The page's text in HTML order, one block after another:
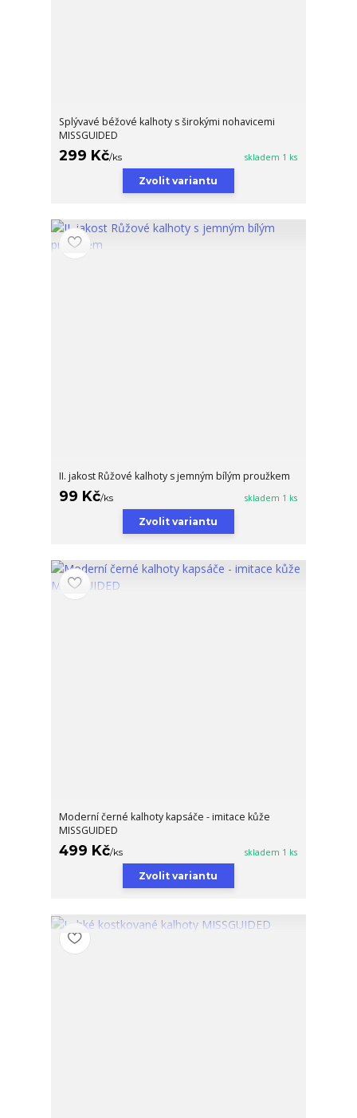
Splývavé béžové kalhoty s širokými nohavicemi
MISSGUIDED
299 Kč/ks skladem 1 ks
Zvolit variantu
II. jakost Růžové kalhoty s jemným bílým proužkem
99 Kč/ks skladem 1 ks
Zvolit variantu
Moderní černé kalhoty kapsáče - imitace kůže
MISSGUIDED
499 Kč/ks skladem 1 ks
Zvolit variantu